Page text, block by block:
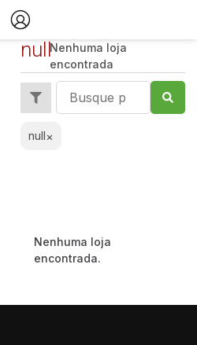
nullNenhuma loja
encontrada
null×
Nenhuma loja
encontrada.